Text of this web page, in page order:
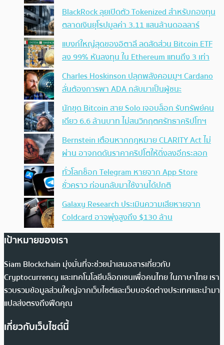
BlackRock ลุยเปิดตัว Tokenized สำหรับกองทุน
ตลาดเงินยุโรปมูลค่า 3.11 แสนล้านดอลลาร์
แบงก์ใหญ่สุดของอิตาลี ลดสัดส่วน Bitcoin ETF
ลง 99% หันลงทุน ใน Ethereum แทนถึง 3 เท่า
Charles Hoskinson ปลุกพลังคอมมูฯ Cardano
ลั่นต้องการพา ADA กลับมาเป็นผู้ชนะ
นักขุด Bitcoin สาย Solo เจอบล็อก รับทรัพย์คน
เดียว 6.6 ล้านบาท ไม่สนวิกฤตศรัทธาคริปโทฯ
Bernstein เตือนหากกฎหมาย CLARITY Act ไม่
ผ่าน อาจกดดันราคาคริปโตให้ดิ่งลงอีกระลอก
ทั่วโลกช็อก Telegram หายจาก App Store
ชั่วคราว ก่อนกลับมาใช้งานได้ปกติ
Galaxy Research ประเมินความเสียหายจาก
Coldcard อาจพุ่งสูงถึง $130 ล้าน
เป้าหมายของเรา
Siam Blockchain มุ่งมั่นที่จะช่วยนำเสนอสารเกี่ยวกับ
Cryptocurrency และเทคโนโลยีบล็อกเชนเพื่อคนไทย ในภาษาไทย เรา
รวบรวมข้อมูลส่วนใหญ่จากเว็บไซต์และเว็บบอร์ดต่างประเทศและนำมา
แปลส่งตรงถึงฟีดคุณ
เกี่ยวกับเว็บไซต์นี้